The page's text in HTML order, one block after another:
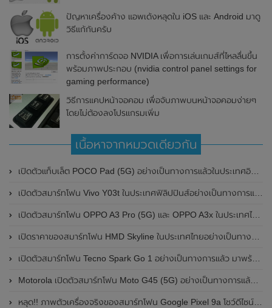
ปัญหาเครื่องค้าง แอพเด้งหลุดใน iOS และ Android มาดู
วิธีแก้กันครับ
การตั้งค่าการ์ดจอ NVIDIA เพื่อการเล่นเกมส์ที่ไหลลื่นขึ้น
พร้อมภาพประกอบ (nvidia control panel settings for
gaming performance)
วิธีการแคปหน้าจอคอม เพื่อจับภาพบนหน้าจอคอมง่ายๆ
โดยไม่ต้องลงโปรแกรมเพิ่ม
เนื้อหาจากหมวดเดียวกัน
เปิดตัวแท็บเล็ต POCO Pad (5G) อย่างเป็นทางการแล้วในประเทศอินเดีย มาพร้อมชิปเซ็ต Snapdragon 7s Gen 2 ของ Qualcomm และรองรับเครือข่าย 5G
เปิดตัวสมาร์ทโฟน Vivo Y03t ในประเทศฟิลิปปินส์อย่างเป็นทางการแล้ว มาพร้อมชิปเซ็ต Unisoc T612 , กล้องหลัง ความละเอียด 13MP , แบตเตอรี่ 5,000mAh และหน้าจอแสดงผล LCD / 90Hz
เปิดตัวสมาร์ทโฟน OPPO A3 Pro (5G) และ OPPO A3x ในประเทศไทยอย่างเป็นทางการแล้ว ในราคาเริ่มต้นเพียง 3,999 บาท
เปิดราคาของสมาร์ทโฟน HMD Skyline ในประเทศไทยอย่างเป็นทางการแล้ว ราคา 14,990 บาท
เปิดตัวสมาร์ทโฟน Tecno Spark Go 1 อย่างเป็นทางการแล้ว มาพร้อมหน้าจอแสดงผล LCD / 120Hz , แบตเตอรี่ 5,000mAh และใช้ชิปเซ็ต Unisoc
Motorola เปิดตัวสมาร์ทโฟน Moto G45 (5G) อย่างเป็นทางการแล้วในอินเดีย
หลุด!! ภาพตัวเครื่องจริงของสมาร์ทโฟน Google Pixel 9a โชว์ดีไซน์ใหม่ กล้องหลังแบนราบ ไม่มีกรอบของกล้องแล้ว